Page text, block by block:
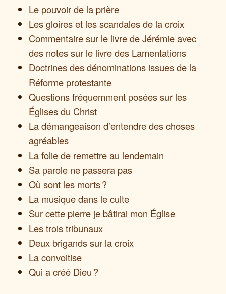
Le pouvoir de la prière
Les gloires et les scandales de la croix
Commentaire sur le livre de Jérémie avec
des notes sur le livre des Lamentations
Doctrines des dénominations issues de la
Réforme protestante
Questions fréquemment posées sur les
Églises du Christ
La démangeaison d’entendre des choses
agréables
La folie de remettre au lendemain
Sa parole ne passera pas
Où sont les morts ?
La musique dans le culte
Sur cette pierre je bâtirai mon Église
Les trois tribunaux
Deux brigands sur la croix
La convoitise
Qui a créé Dieu ?